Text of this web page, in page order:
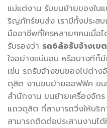
แม่แต่งาน รับขนย้ายของใน
ริญภัทร์ขนส่ง เรามีทั้งประส
มืออาชีพที่ใครหลายๆคนเมื่อไ
รับรองว่า รถ6ล้อรับจ้างเข
ใจอย่างแน่นอน หรือบางทีก็
เช่น รถรับจ้างขนของไปต่า
ดุสิต งานขนย้ายออฟฟิค ข
สำนักงาน ขนย้ายเครื่องจัก
แถวดุสิต ที่สามารถวิ่งให้บริ
สามารถติดต่อประสานงานไ